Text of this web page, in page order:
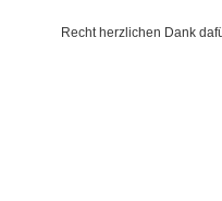
Recht herzlichen Dank